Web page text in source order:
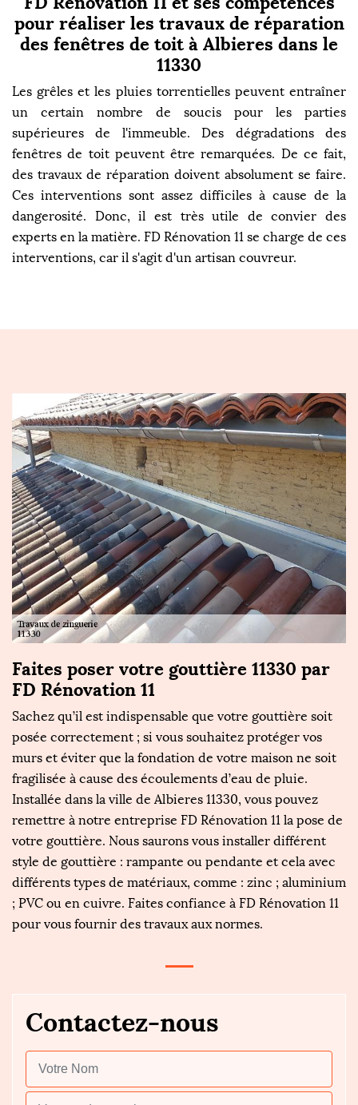
pour réaliser les travaux de réparation
des fenêtres de toit à Albieres dans le
11330
Les grêles et les pluies torrentielles peuvent entraîner
un certain nombre de soucis pour les parties
supérieures de l'immeuble. Des dégradations des
fenêtres de toit peuvent être remarquées. De ce fait,
des travaux de réparation doivent absolument se faire.
Ces interventions sont assez difficiles à cause de la
dangerosité. Donc, il est très utile de convier des
experts en la matière. FD Rénovation 11 se charge de ces
interventions, car il s'agit d'un artisan couvreur.
Faites poser votre gouttière 11330 par
FD Rénovation 11
Sachez qu’il est indispensable que votre gouttière soit
posée correctement ; si vous souhaitez protéger vos
murs et éviter que la fondation de votre maison ne soit
fragilisée à cause des écoulements d’eau de pluie.
Installée dans la ville de Albieres 11330, vous pouvez
remettre à notre entreprise FD Rénovation 11 la pose de
votre gouttière. Nous saurons vous installer différent
style de gouttière : rampante ou pendante et cela avec
différents types de matériaux, comme : zinc ; aluminium
; PVC ou en cuivre. Faites confiance à FD Rénovation 11
pour vous fournir des travaux aux normes.
Contactez-nous